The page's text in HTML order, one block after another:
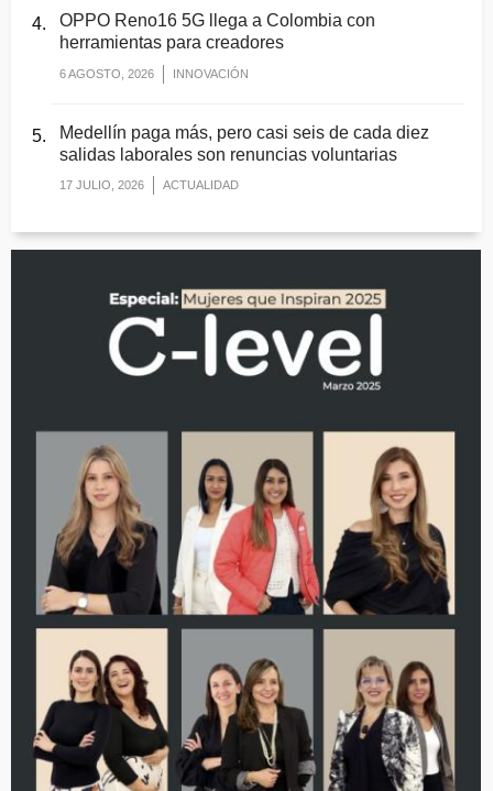
OPPO Reno16 5G llega a Colombia con
herramientas para creadores
6 AGOSTO, 2026 INNOVACIÓN
Medellín paga más, pero casi seis de cada diez
salidas laborales son renuncias voluntarias
17 JULIO, 2026 ACTUALIDAD